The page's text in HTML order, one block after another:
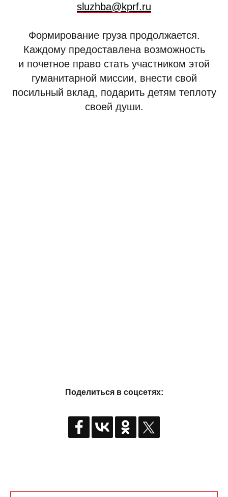
sluzhba@kprf.ru
Формирование груза продолжается.
Каждому предоставлена возможность
и почетное право стать участником этой
гуманитарной миссии, внести свой
посильный вклад, подарить детям теплоту
своей души.
Поделиться в соцсетях: